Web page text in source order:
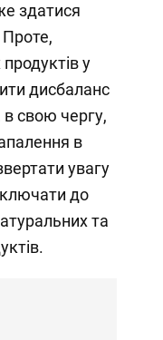
здатися
у
дисбаланс
в свою чергу,
в
увагу
до
та